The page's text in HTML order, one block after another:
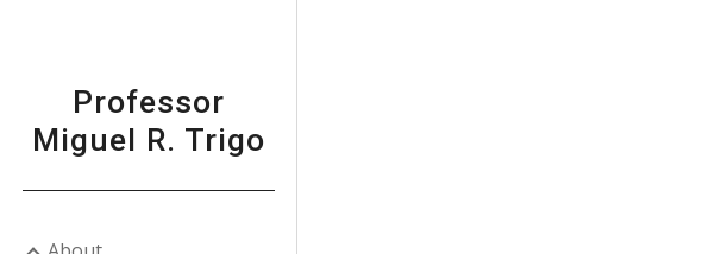
Professor
Miguel R. Trigo